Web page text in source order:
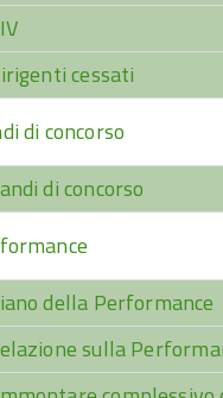
cessati
di concorso
di concorso
della Performance
sulla